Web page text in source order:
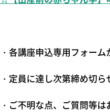
・各講座申込専用フォーム
・定員に達し次第締め切ら
・ご不明な点、ご質問等